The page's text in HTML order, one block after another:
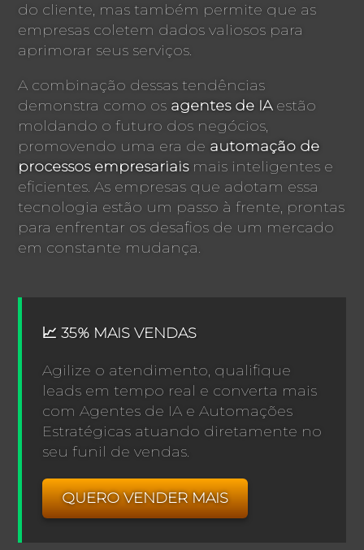
do cliente, mas também permite que as
empresas coletem dados valiosos para
aprimorar seus serviços.
A combinação dessas tendências
demonstra como os agentes de IAestão
moldando o futuro dos negócios,
promovendo uma era de automação de
processos empresariaismais inteligentes e
eficientes. As empresas que adotam essa
tecnologia estão um passo à frente, prontas
para enfrentar os desafios de um mercado
em constante mudança.
📈 35% MAIS VENDAS
Agilize o atendimento, qualifique
leads em tempo real e converta mais
com Agentes de IA e Automações
Estratégicas atuando diretamente no
seu funil de vendas.
QUERO VENDER MAIS